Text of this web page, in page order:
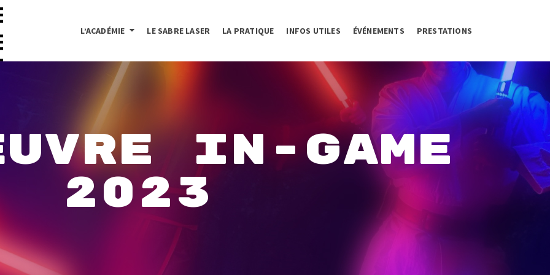
L’ACADÉMIE LE SABRE LASER LA PRATIQUE INFOS UTILES ÉVÉNEMENTS PRESTATIONS
IN-GAME
2023